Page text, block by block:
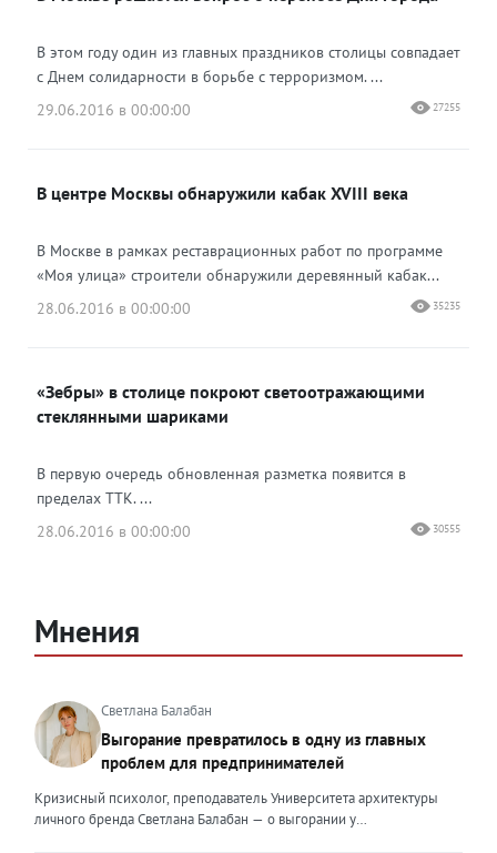
В этом году один из главных праздников столицы совпадает
с Днем солидарности в борьбе с терроризмом. ...
29.06.2016 в 00:00:00
27255
В центре Москвы обнаружили кабак XVIII века
В Москве в рамках реставрационных работ по программе
«Моя улица» строители обнаружили деревянный кабак...
28.06.2016 в 00:00:00
35235
«Зебры» в столице покроют светоотражающими
стеклянными шариками
В первую очередь обновленная разметка появится в
пределах ТТК. ...
28.06.2016 в 00:00:00
30555
Мнения
Светлана Балабан
Выгорание превратилось в одну из главных
проблем для предпринимателей
Кризисный психолог, преподаватель Университета архитектуры
личного бренда Светлана Балабан — о выгорании у